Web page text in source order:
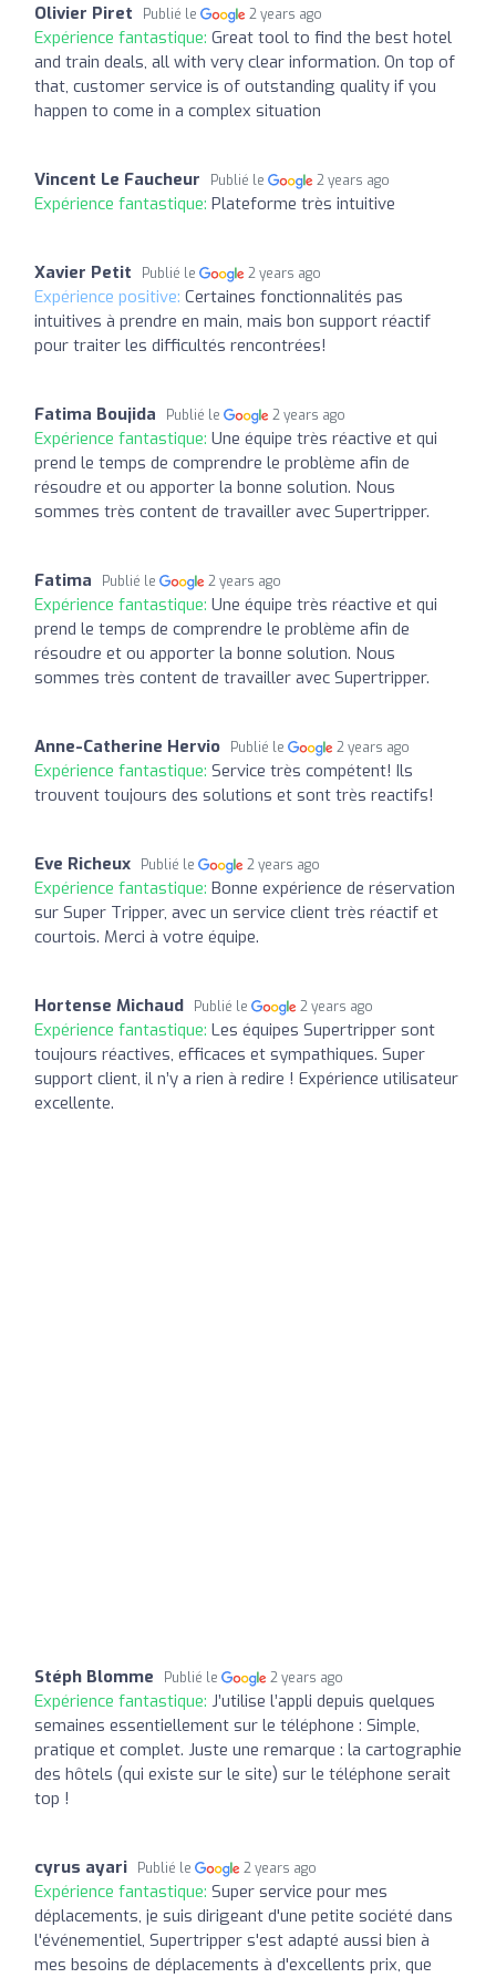
Olivier Piret Publié le 2 years ago
Expérience fantastique: Great tool to find the best hotel
and train deals, all with very clear information. On top of
that, customer service is of outstanding quality if you
happen to come in a complex situation
Vincent Le Faucheur Publié le 2 years ago
Expérience fantastique: Plateforme très intuitive
Xavier Petit Publié le 2 years ago
Expérience positive: Certaines fonctionnalités pas
intuitives à prendre en main, mais bon support réactif
pour traiter les difficultés rencontrées!
Fatima Boujida Publié le 2 years ago
Expérience fantastique: Une équipe très réactive et qui
prend le temps de comprendre le problème afin de
résoudre et ou apporter la bonne solution. Nous
sommes très content de travailler avec Supertripper.
Fatima Publié le 2 years ago
Expérience fantastique: Une équipe très réactive et qui
prend le temps de comprendre le problème afin de
résoudre et ou apporter la bonne solution. Nous
sommes très content de travailler avec Supertripper.
Anne-Catherine Hervio Publié le 2 years ago
Expérience fantastique: Service très compétent! Ils
trouvent toujours des solutions et sont très reactifs!
Eve Richeux Publié le 2 years ago
Expérience fantastique: Bonne expérience de réservation
sur Super Tripper, avec un service client très réactif et
courtois. Merci à votre équipe.
Hortense Michaud Publié le 2 years ago
Expérience fantastique: Les équipes Supertripper sont
toujours réactives, efficaces et sympathiques. Super
support client, il n’y a rien à redire ! Expérience utilisateur
excellente.
Stéph Blomme Publié le 2 years ago
Expérience fantastique: J’utilise l’appli depuis quelques
semaines essentiellement sur le téléphone : Simple,
pratique et complet. Juste une remarque : la cartographie
des hôtels (qui existe sur le site) sur le téléphone serait
top !
cyrus ayari Publié le 2 years ago
Expérience fantastique: Super service pour mes
déplacements, je suis dirigeant d'une petite société dans
l'événementiel, Supertripper s'est adapté aussi bien à
mes besoins de déplacements à d'excellents prix, que